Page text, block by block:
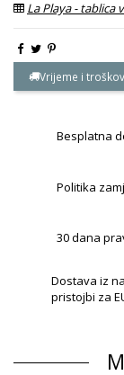
La Playa - tablica
Vrijeme i
Besplatna
Politika
30 dana
Dostava iz
pristojbi za